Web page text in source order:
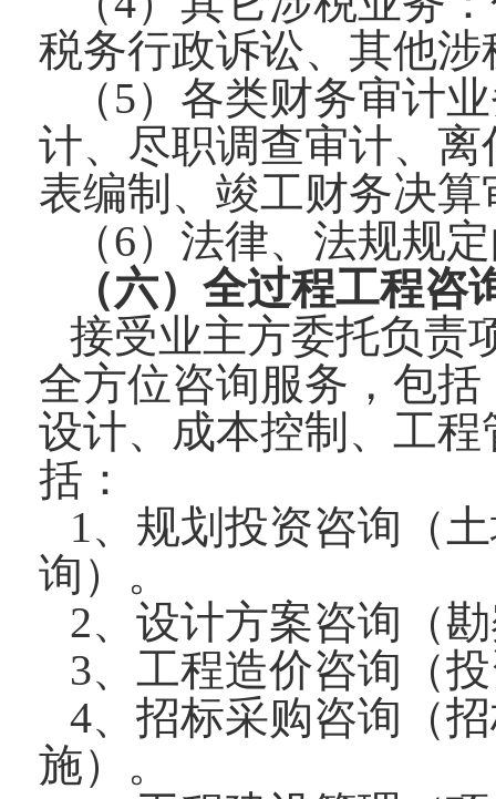
税务行政诉讼、其他涉
（5）各类财务审计
计、尽职调查审计、
表编制、竣工财务决
（6）法律、法规规
（六）全过程工程
接受业主方委托负责
全方位咨询服务，包
设计、成本控制、工
括：
1、规划投资咨询（
询）。
2、设计方案咨询（
3、工程造价咨询（
4、招标采购咨询（
施）。